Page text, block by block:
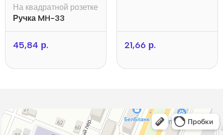
На квадратной розетке
Ручка MH-33
45,84 р. 21,66 р.
Дистар
Окна в Борисове
Двери в Борисове